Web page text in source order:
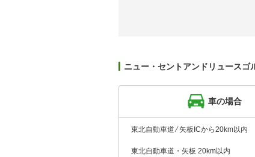
ニュー・セントアンドリュースゴ
車の場合
東北自動車道 ⁄ 矢板ICから20km以内
東北自動車道・矢板 20km以内